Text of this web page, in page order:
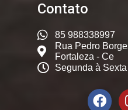
Contato
85 988338997
Rua Pedro
Fortaleza - Ce
Segunda à